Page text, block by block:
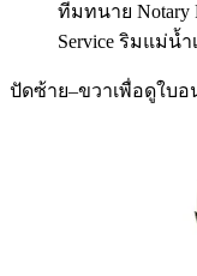
ทีมทนาย Notary
Service ริมแม่น้
ปัดซ้าย–ขวาเพื่อดูใบอ